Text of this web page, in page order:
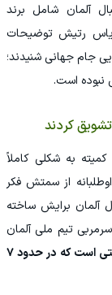
آلمان شامل برند
رتیش توضیحات
جام جهانی شنیدند؛
نبوده است.
تشویق کردند
به شکلی کاملاً
از سمتش فکر
آلمان برایش ساخته
تیم ملی آلمان
تنها دلگرمی ناگلزمان در این میان، دریافت غرامتی است که در حدود ۷